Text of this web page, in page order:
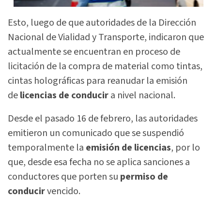
Esto, luego de que autoridades de la Dirección
Nacional de Vialidad y Transporte, indicaron que
actualmente se encuentran en proceso de
licitación de la compra de material como tintas,
cintas holográficas para reanudar la emisión
delicencias de conducira nivel nacional.
Desde el pasado 16 de febrero, las autoridades
emitieron un comunicado que se suspendió
temporalmente la emisión de licencias, por lo
que, desde esa fecha no se aplica sanciones a
conductores que porten su permiso de
conducirvencido.